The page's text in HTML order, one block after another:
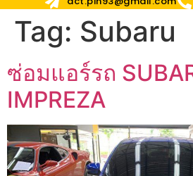
Tag: Subaru
ซ่อมแอร์รถ
IMPREZA